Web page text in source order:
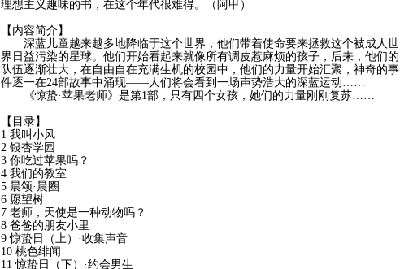
理想主义趣味的书，在这个年代很难得。（阿甲）
【内容简介】
深蓝儿童越来越多地降临于这个世界，他们带着使命要来拯救这个被成人世
界日益污染的星球。他们开始看起来就像所有调皮惹麻烦的孩子，后来，他们的
队伍逐渐壮大，在自由自在充满生机的校园中，他们的力量开始汇聚，神奇的事
件逐一在24部故事中涌现——人们将会看到一场声势浩大的深蓝运动……
《惊蛰·苹果老师》是第1部，只有四个女孩，她们的力量刚刚复苏……
【目录】
1 我叫小风
2 银杏学园
3 你吃过苹果吗？
4 我们的教室
5 晨颂·晨圈
6 愿望树
7 老师，天使是一种动物吗？
8 爸爸的朋友小里
9 惊蛰日（上）·收集声音
10 桃色绯闻
11 惊蛰日（下）·约会男生